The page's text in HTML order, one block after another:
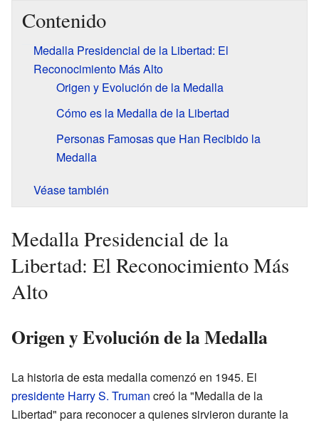
Contenido
Medalla Presidencial de la Libertad: El
Reconocimiento Más Alto
Origen y Evolución de la Medalla
Cómo es la Medalla de la Libertad
Personas Famosas que Han Recibido la
Medalla
Véase también
Medalla Presidencial de la
Libertad: El Reconocimiento Más
Alto
Origen y Evolución de la Medalla
La historia de esta medalla comenzó en 1945. El
presidente Harry S. Truman creó la "Medalla de la
Libertad" para reconocer a quienes sirvieron durante la